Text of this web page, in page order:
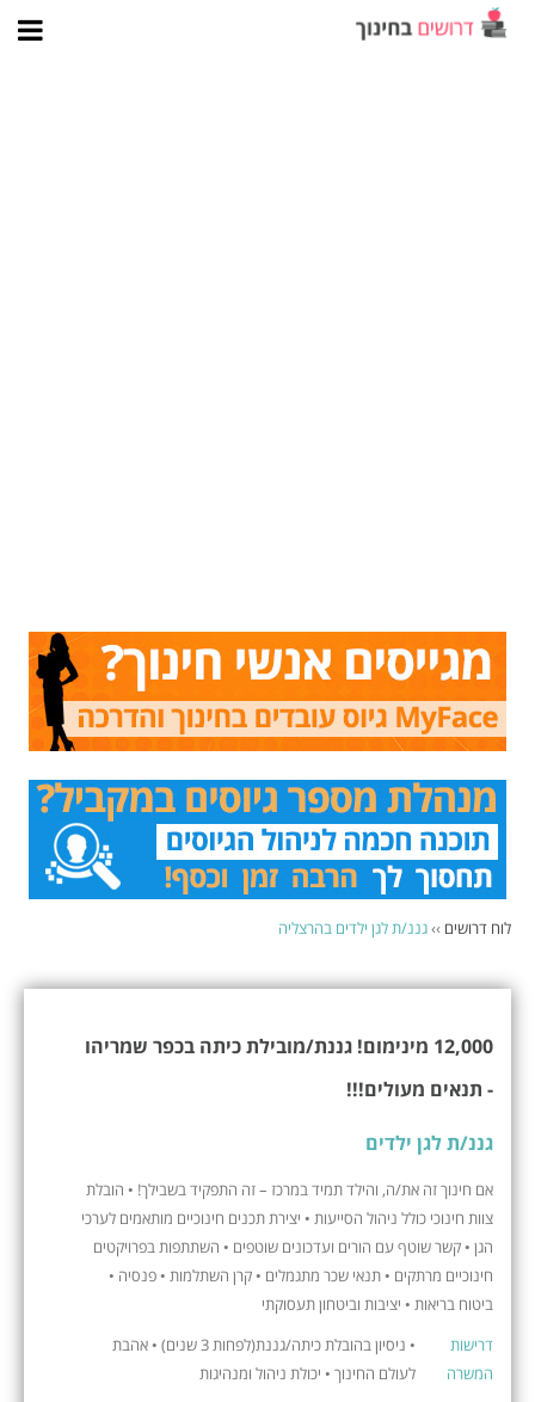
לוח דרושים ››גננ/ת לגן ילדים בהרצליה
12,000 מינימום! גננת/מובילת כיתה בכפר שמריהו
- תנאים מעולים!!!
גננ/ת לגן ילדים
אם חינוך זה את/ה, והילד תמיד במרכז – זה התפקיד בשבילך! • הובלת
צוות חינוכי כולל ניהול הסייעות • יצירת תכנים חינוכיים מותאמים לערכי
הגן • קשר שוטף עם הורים ועדכונים שוטפים • השתתפות בפרויקטים
חינוכיים מרתקים • תנאי שכר מתגמלים • קרן השתלמות • פנסיה •
ביטוח בריאות • יציבות וביטחון תעסוקתי
דרישות
המשרה
• ניסיון בהובלת כיתה/גננת(לפחות 3 שנים) • אהבת
לעולם החינוך • יכולת ניהול ומנהיגות